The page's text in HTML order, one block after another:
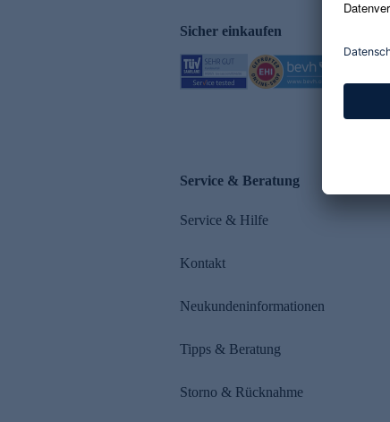
Sicher einkaufen
Service & Beratung
Service & Hilfe
Kontakt
Neukundeninformationen
Tipps & Beratung
Storno & Rücknahme